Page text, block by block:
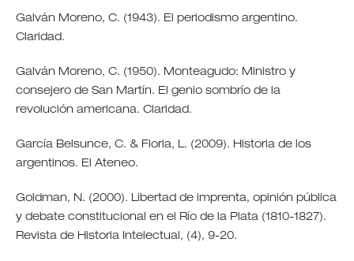
Galván Moreno, C. (1943). El periodismo argentino.
Claridad.
Galván Moreno, C. (1950). Monteagudo: Ministro y
consejero de San Martín. El genio sombrío de la
revolución americana. Claridad.
García Belsunce, C. & Floria, L. (2009). Historia de los
argentinos. El Ateneo.
Goldman, N. (2000). Libertad de imprenta, opinión pública
y debate constitucional en el Río de la Plata (1810-1827).
Revista de Historia Intelectual, (4), 9-20.